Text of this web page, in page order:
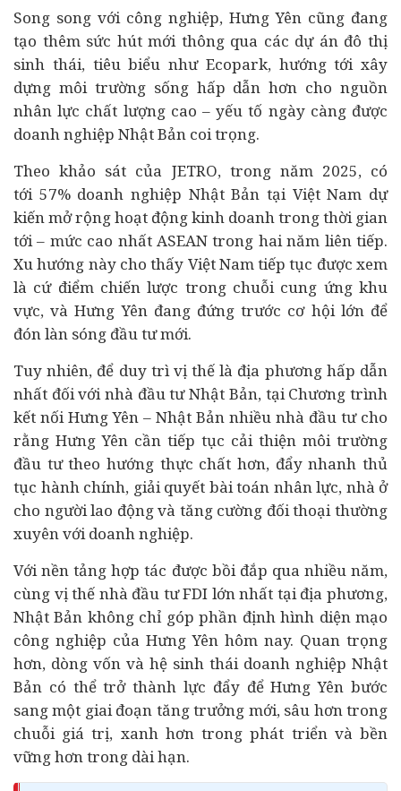
Song song với công nghiệp, Hưng Yên cũng đang
tạo thêm sức hút mới thông qua các dự án đô thị
sinh thái, tiêu biểu như Ecopark, hướng tới xây
dựng môi trường sống hấp dẫn hơn cho nguồn
nhân lực chất lượng cao – yếu tố ngày càng được
doanh nghiệp Nhật Bản coi trọng.
Theo khảo sát của JETRO, trong năm 2025, có
tới 57% doanh nghiệp Nhật Bản tại Việt Nam dự
kiến mở rộng hoạt động kinh doanh trong thời gian
tới – mức cao nhất ASEAN trong hai năm liên tiếp.
Xu hướng này cho thấy Việt Nam tiếp tục được xem
là cứ điểm chiến lược trong chuỗi cung ứng khu
vực, và Hưng Yên đang đứng trước cơ hội lớn để
đón làn sóng đầu tư mới.
Tuy nhiên, để duy trì vị thế là địa phương hấp dẫn
nhất đối với nhà đầu tư Nhật Bản, tại Chương trình
kết nối Hưng Yên – Nhật Bản nhiều nhà đầu tư cho
rằng Hưng Yên cần tiếp tục cải thiện môi trường
đầu tư theo hướng thực chất hơn, đẩy nhanh thủ
tục hành chính, giải quyết bài toán nhân lực, nhà ở
cho người lao động và tăng cường đối thoại thường
xuyên với doanh nghiệp.
Với nền tảng hợp tác được bồi đắp qua nhiều năm,
cùng vị thế nhà đầu tư FDI lớn nhất tại địa phương,
Nhật Bản không chỉ góp phần định hình diện mạo
công nghiệp của Hưng Yên hôm nay. Quan trọng
hơn, dòng vốn và hệ sinh thái doanh nghiệp Nhật
Bản có thể trở thành lực đẩy để Hưng Yên bước
sang một giai đoạn tăng trưởng mới, sâu hơn trong
chuỗi giá trị, xanh hơn trong phát triển và bền
vững hơn trong dài hạn.